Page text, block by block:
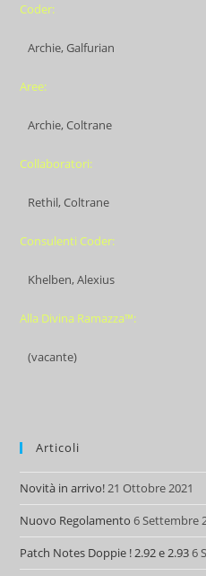
Coder:
Archie, Galfurian
Aree:
Archie, Coltrane
Collaboratori:
Rethil, Coltrane
Consulenti Coder:
Khelben, Alexius
Alla Divina Ramazza™:
(vacante)
Articoli
Novità in arrivo!21 Ottobre 2021
Nuovo Regolamento 6 Settembre
Patch Notes Doppie ! 2.92 e 2.936